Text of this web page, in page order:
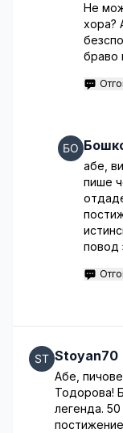
Не
хора?
абе,
пише
повод
Stoyan70
Абе,
Тодорова!
легенда.